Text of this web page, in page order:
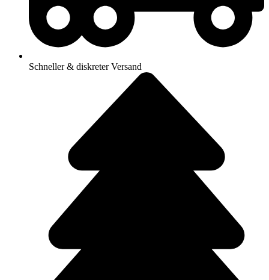
Schneller & diskreter Versand